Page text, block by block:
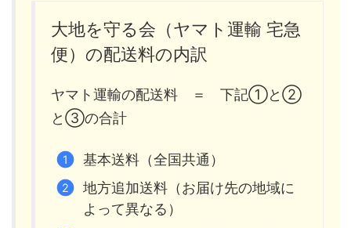
大地を守る会（ヤマト運輸 宅急
便）の配送料の内訳
ヤマト運輸の配送料 ＝ 下記①と②
と③の合計
基本送料（全国共通）
地方追加送料（お届け先の地域に
よって異なる）